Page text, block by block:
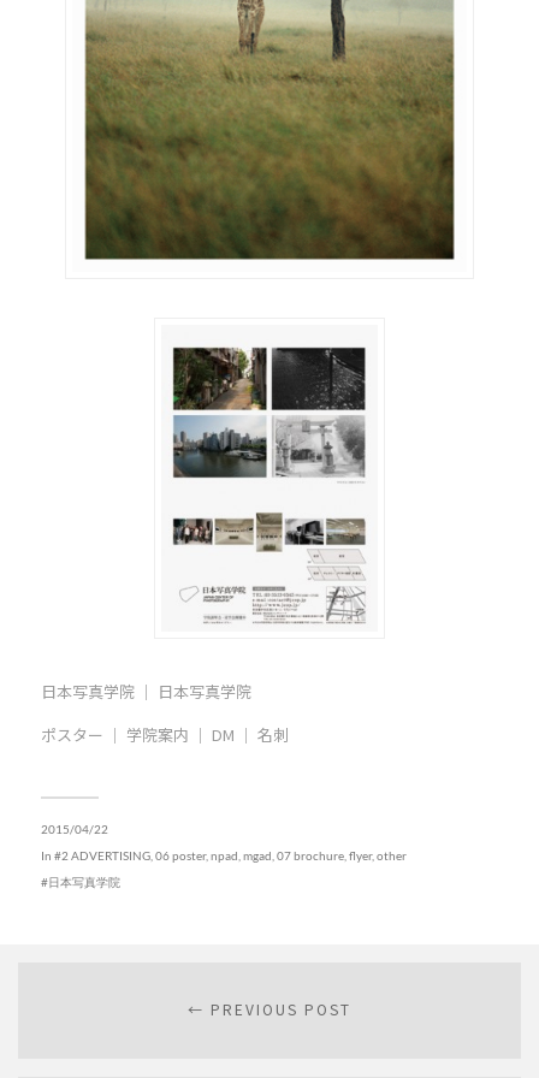
日本写真学院 ｜ 日本写真学院
ポスター ｜ 学院案内 ｜ DM ｜ 名刺
2015/04/22
In #2 ADVERTISING, 06 poster, npad, mgad 07 brochure, flyer, other
日本写真学院
← PREVIOUS POST